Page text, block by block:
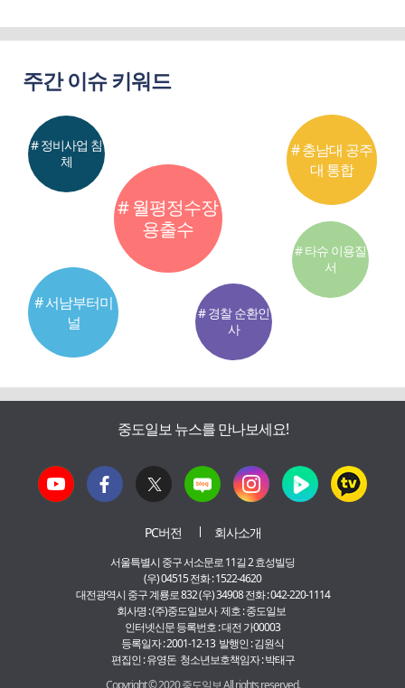
주간 이슈 키워드
# 월평정수장
용출수
# 서남부터미
널
# 충남대 공주
대 통합
# 정비사업 침
체
# 경찰 순환인
사
# 타슈 이용질
서
중도일보 뉴스를 만나보세요!
PC버전 회사소개
서울특별시 중구 서소문로 11길 2 효성빌딩
(우) 04515 전화 : 1522-4620
대전광역시 중구 계룡로 832 (우) 34908 전화 : 042-220-1114
회사명 : (주)중도일보사 제호 : 중도일보
인터넷신문 등록번호 : 대전 가00003
등록일자 : 2001-12-13 발행인 : 김원식
편집인 : 유영돈 청소년보호책임자 : 박태구